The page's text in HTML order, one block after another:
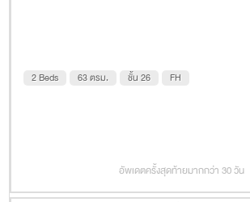
2 Beds 63 ตรม. ชั้น 26 FH
อัพเดตครั้งสุดท้ายมากกว่า 30 วัน